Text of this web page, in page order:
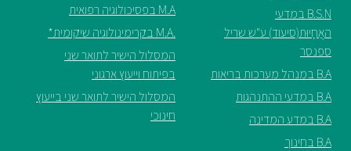
B.S.N במדעי
האֲחָיוּת(סיעוד) ע"ש שריל
ספנסר
B.A במנהל מערכות בריאות
B.A במדעי ההתנהגות
B.A במדע המדינה
B.A בחינוך
M.A בפסיכולוגיה רפואית
.M.A בקרימינולוגיה שיקומית*
המסלול הישיר לתואר שני
בפיתוח וייעוץ ארגוני
המסלול הישיר לתואר שני בייעוץ
חינוכי